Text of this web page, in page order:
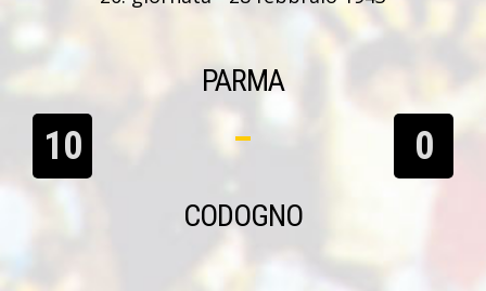
PARMA
10 0
CODOGNO